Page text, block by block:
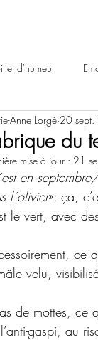
d'humeur
du
Anne Lorgé 20
mise à jour : 21
en septembre
l´olivier»: ça,
le vert, avec
ce
velu,
de mottes, ce
gaspi, au